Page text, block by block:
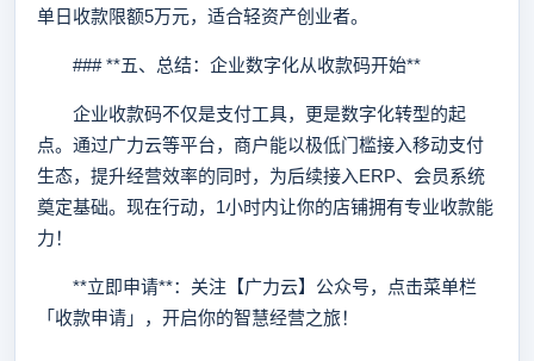
单日收款限额5万元，适合轻资产创业者。
### **五、总结：企业数字化从收款码开始**
企业收款码不仅是支付工具，更是数字化转型的起
点。通过广力云等平台，商户能以极低门槛接入移动支付
生态，提升经营效率的同时，为后续接入ERP、会员系统
奠定基础。现在行动，1小时内让你的店铺拥有专业收款能
力！
**立即申请**：关注【广力云】公众号，点击菜单栏
「收款申请」，开启你的智慧经营之旅！